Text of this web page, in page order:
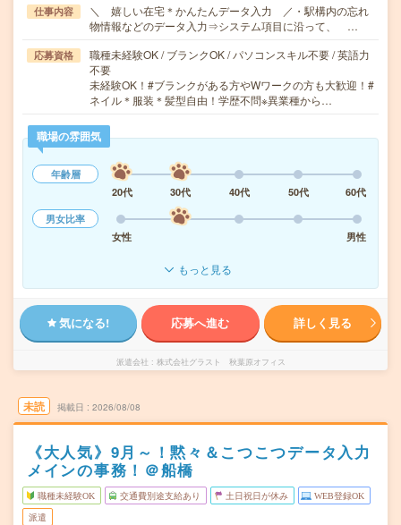
仕事内容
＼ 嬉しい在宅＊かんたんデータ入力 ／・駅構内の忘れ
物情報などのデータ入力⇒システム項目に沿って、 …
応募資格
職種未経験OK / ブランクOK / パソコンスキル不要 / 英語力
不要
未経験OK！#ブランクがある方やWワークの方も大歓迎！#
ネイル＊服装＊髪型自由！学歴不問※異業種から…
職場の雰囲気
年齢層
20代
30代 40代 50代
60代
男女比率
女性
男性
もっと見る
気になる! 応募へ進む 詳しく見る
派遣会社 株式会社グラスト 秋葉原オフィス
未読 掲載日 2026/08/08
《大人気》9月～！黙々＆こつこつデータ入力
メインの事務！＠船橋
職種未経験OK 交通費別途支給あり 土日祝日が休み WEB登録OK
派遣